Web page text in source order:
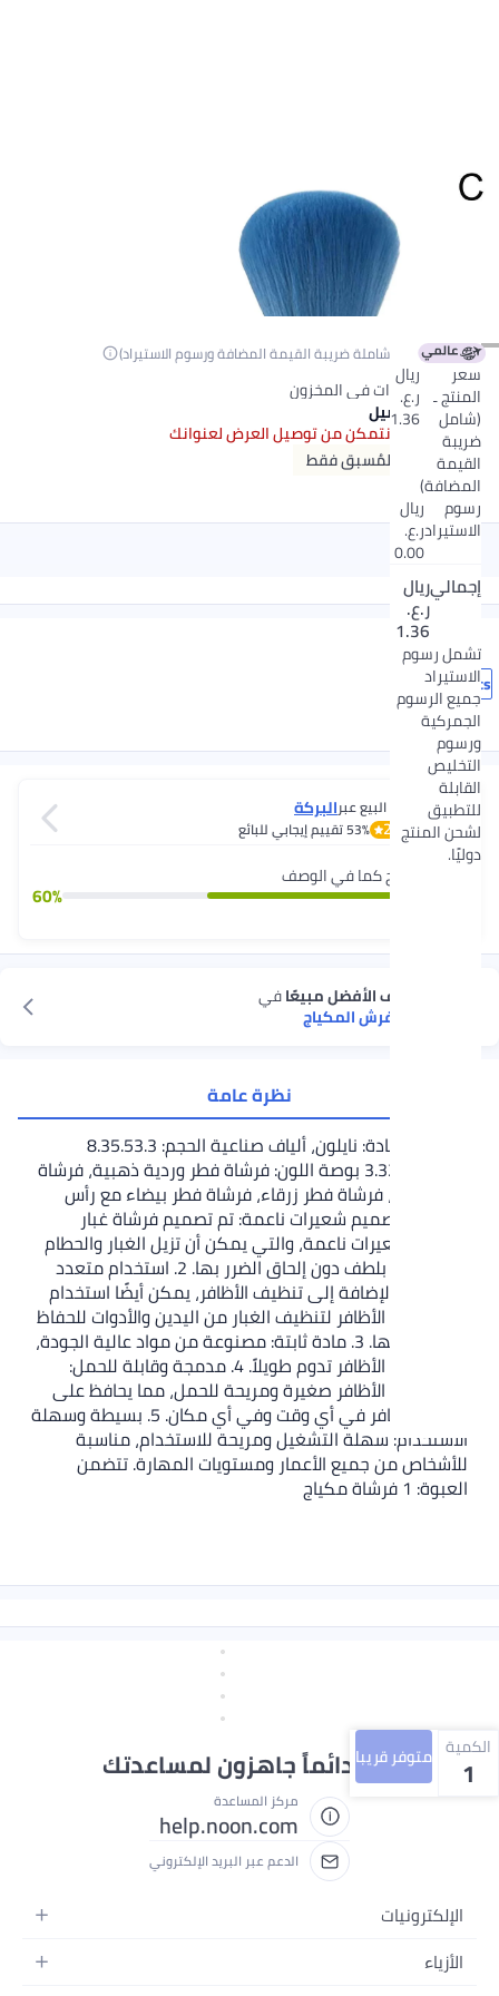
ريال1.36 (شاملة ضريبة القيمة المضافة ورسوم الاستيراد)
سعر
المنتج ـ
(شامل
ضريبة
القيمة
المضافة)
ريال
ر.ع.
1.36
رسوم
الاستيراد
ريال
ر.ع.
0.00
إجماليريال
ر.ع.
1.36
تشمل رسوم
الاستيراد
جميع الرسوم
الجمركية
ورسوم
التخليص
القابلة
للتطبيق
لشحن المنتج
دوليًا.
باقي 3 وحدات في المخزون
باقي 3 وحدات في المخزون
تفاصيل التوصيل
للأسف، لم نتمكن من توصيل العرض لعنوانك
الدفع المُسبق فقط
المقاس
1pcs
يتم البيع عبرالبركة
2.7
53%تقييم إيجابي للبائع
المنتج كما في الوصف
60%
استكشف الأفضل مبيعًافي
أدوات وفرش المكياج
نظرة عامة
الوصف المادة: نايلون، ألياف صناعية الحجم: 8.35.53.3
سم/3.32.21.3 بوصة اللون: فرشاة فطر وردية ذهبية، فرشاة
فطر وردية، فرشاة فطر زرقاء، فرشاة فطر بيضاء مع رأس
وردي، 1. تصميم شعيرات ناعمة: تم تصميم فرشاة غبار
الأظافر بشعيرات ناعمة، والتي يمكن أن تزيل الغبار والحطام
من الأظافر بلطف دون إلحاق الضرر بها. 2. استخدام متعدد
الوظائف: بالإضافة إلى تنظيف الأظافر، يمكن أيضًا استخدام
فرشاة غبار الأظافر لتنظيف الغبار من اليدين والأدوات للحفاظ
على نظافتها. 3. مادة ثابتة: مصنوعة من مواد عالية الجودة،
فرشاة غبار الأظافر تدوم طويلاً. 4. مدمجة وقابلة للحمل:
فرشاة غبار الأظافر صغيرة ومريحة للحمل، مما يحافظ على
نظافة الأظافر في أي وقت وفي أي مكان. 5. بسيطة وسهلة
الاستخدام: سهلة التشغيل ومريحة للاستخدام، مناسبة
للأشخاص من جميع الأعمار ومستويات المهارة. تتضمن
العبوة: 1 فرشاة مكياج
الكمية
1 متوفر قريبا
نحن دائماً جاهزون لمساعدتك
مركز المساعدة
help.noon.com
الدعم عبر البريد الإلكتروني
الإلكترونيات
الجوالات
الأزياء